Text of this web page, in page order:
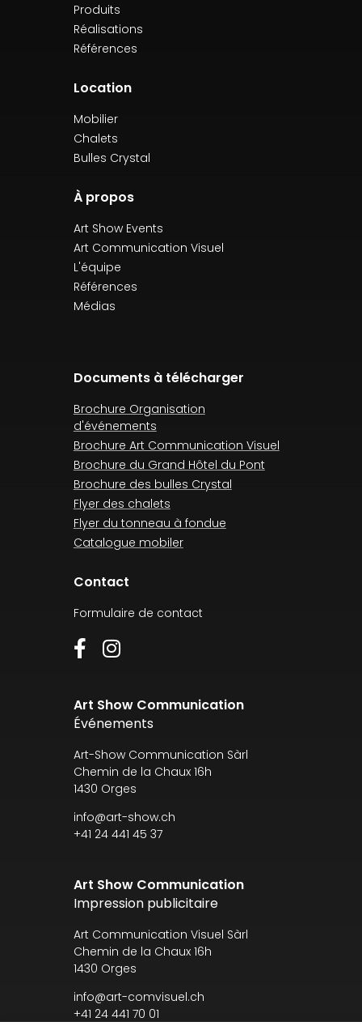
Produits
Réalisations
Références
Location
Mobilier
Chalets
Bulles Crystal
À propos
Art Show Events
Art Communication Visuel
L'équipe
Références
Médias
Documents à télécharger
Brochure Organisation
d'événements
Brochure Art Communication Visuel
Brochure du Grand Hôtel du Pont
Brochure des bulles Crystal
Flyer des chalets
Flyer du tonneau à fondue
Catalogue mobiler
Contact
Formulaire de contact
Art Show Communication
Événements
Art-Show Communication Sàrl
Chemin de la Chaux 16h
1430 Orges
info@art-show.ch
+41 24 441 45 37
Art Show Communication
Impression publicitaire
Art Communication Visuel Sàrl
Chemin de la Chaux 16h
1430 Orges
info@art-comvisuel.ch
+41 24 441 70 01